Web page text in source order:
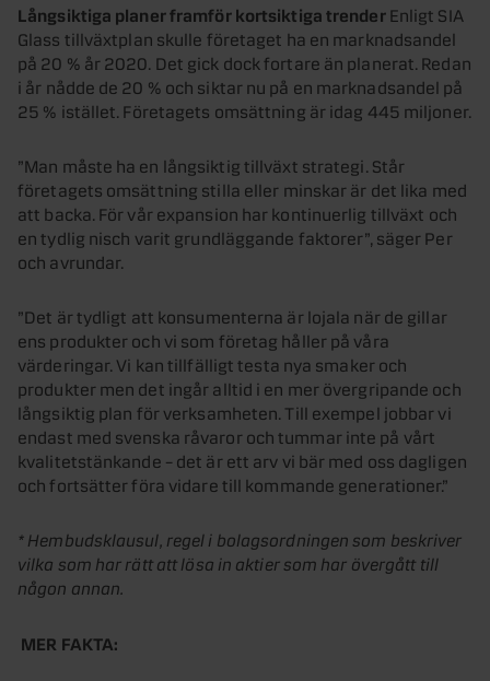
Långsiktiga planer framför kortsiktiga trenderEnligt SIA
Glass tillväxtplan skulle företaget ha en marknadsandel
på 20 % år 2020. Det gick dock fortare än planerat. Redan
i år nådde de 20 % och siktar nu på en marknadsandel på
25 % istället. Företagets omsättning är idag 445 miljoner.
”Man måste ha en långsiktig tillväxt strategi. Står
företagets omsättning stilla eller minskar är det lika med
att backa. För vår expansion har kontinuerlig tillväxt och
en tydlig nisch varit grundläggande faktorer”, säger Per
och avrundar.
”Det är tydligt att konsumenterna är lojala när de gillar
ens produkter och vi som företag håller på våra
värderingar. Vi kan tillfälligt testa nya smaker och
produkter men det ingår alltid i en mer övergripande och
långsiktig plan för verksamheten. Till exempel jobbar vi
endast med svenska råvaror och tummar inte på vårt
kvalitetstänkande – det är ett arv vi bär med oss dagligen
och fortsätter föra vidare till kommande generationer.”
* Hembudsklausul, regel i bolagsordningen som beskriver
vilka som har rätt att lösa in aktier som har övergått till
någon annan.
MER FAKTA: